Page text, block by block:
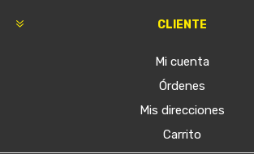
CLIENTE
Mi cuenta
Órdenes
Mis direcciones
Carrito